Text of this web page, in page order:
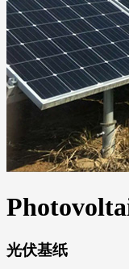
光伏基纸